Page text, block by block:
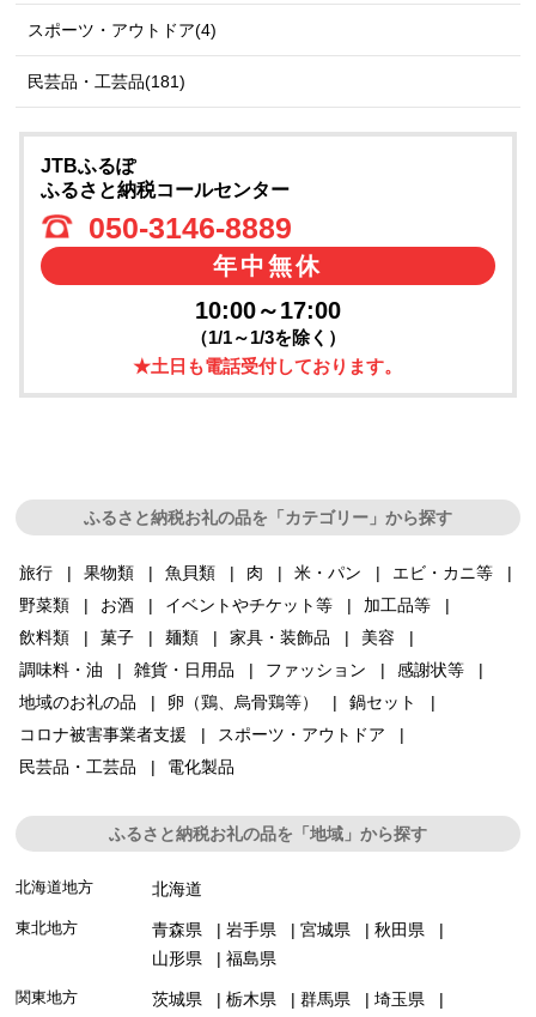
スポーツ・アウトドア(4)
民芸品・工芸品(181)
JTBふるぽ
ふるさと納税コールセンター
050-3146-8889
年中無休
10:00～17:00
（1/1～1/3を除く）
★土日も電話受付しております。
ふるさと納税お礼の品を「カテゴリー」から探す
旅行 果物類 魚貝類 肉 米・パン
エビ・カニ等
野菜類
お酒 イベントやチケット等
加工品等
飲料類
菓子 麺類 家具・装飾品
美容
調味料・油
雑貨・日用品 ファッション
感謝状等
地域のお礼の品
卵（鶏、烏骨鶏等）
鍋セット
コロナ被害事業者支援
スポーツ・アウトドア
民芸品・工芸品
電化製品
ふるさと納税お礼の品を「地域」から探す
北海道地方 北海道
東北地方 青森県 岩手県 宮城県
秋田県
山形県
福島県
関東地方 茨城県 栃木県 群馬県
埼玉県